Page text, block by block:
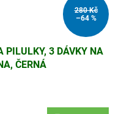
280 Kč
–64 %
PILULKY, 3 DÁVKY NA
ČERNÁ